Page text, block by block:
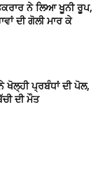
ਨੇ ਲਿਆ ਖੂਨੀ ਰੂਪ,
ਦੀ ਗੋਲੀ ਮਾਰ ਕੇ
ਖੋਲ੍ਹੀ ਪ੍ਰਬੰਧਾਂ ਦੀ ਪੋਲ,
ਦੀ ਮੌਤ